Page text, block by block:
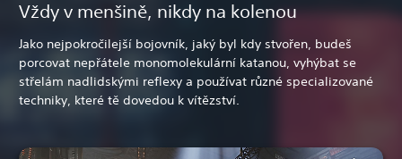
Vždy v menšině, nikdy na kolenou
Jako nejpokročilejší bojovník, jaký byl kdy stvořen, budeš
porcovat nepřátele monomolekulární katanou, vyhýbat se
střelám nadlidskými reflexy a používat různé specializované
techniky, které tě dovedou k vítězství.